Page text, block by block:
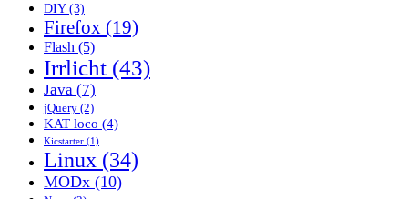
DIY(3)
Firefox (19)
Flash (5)
Irrlicht (43)
Java (7)
jQuery (2)
KAT loco (4)
Kicstarter (1)
Linux (34)
MODx (10)